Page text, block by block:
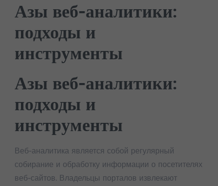
Азы веб-аналитики:
подходы и
инструменты
Азы веб-аналитики:
подходы и
инструменты
Веб-аналитика является собой регулярный
собирание и обработку информации о посетителях
веб-сайтов. Владельцы порталов извлекают